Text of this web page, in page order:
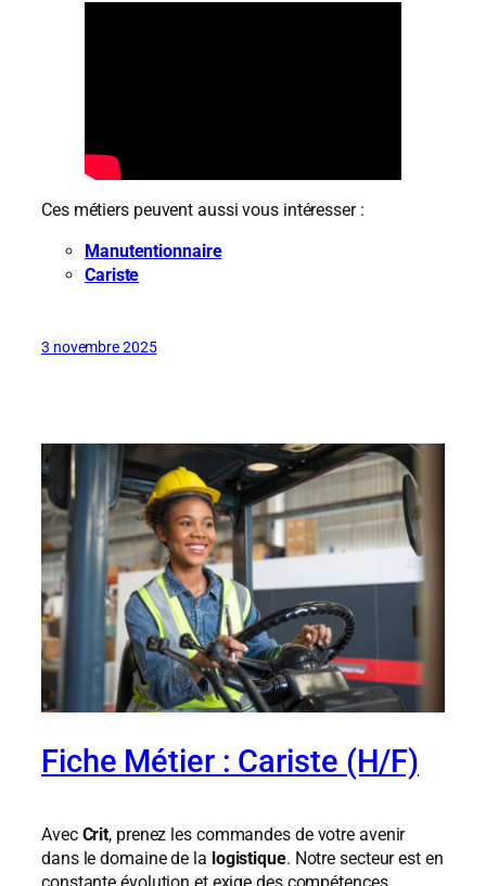
Ces métiers peuvent aussi vous intéresser :
Manutentionnaire
Cariste
3 novembre 2025
Fiche Métier : Cariste (H/F)
Avec Crit, prenez les commandes de votre avenir
dans le domaine de la logistique. Notre secteur est en